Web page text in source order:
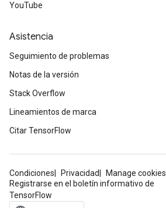
YouTube
Asistencia
Seguimiento de problemas
Notas de la versión
Stack Overflow
Lineamientos de marca
Citar TensorFlow
Condiciones Privacidad
Manage cookies
Registrarse en el boletín informativo de
TensorFlow